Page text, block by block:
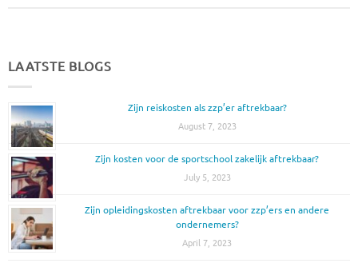
LAATSTE BLOGS
Zijn reiskosten als zzp’er aftrekbaar?
August 7, 2023
Zijn kosten voor de sportschool zakelijk aftrekbaar?
July 5, 2023
Zijn opleidingskosten aftrekbaar voor zzp’ers en andere
ondernemers?
April 7, 2023